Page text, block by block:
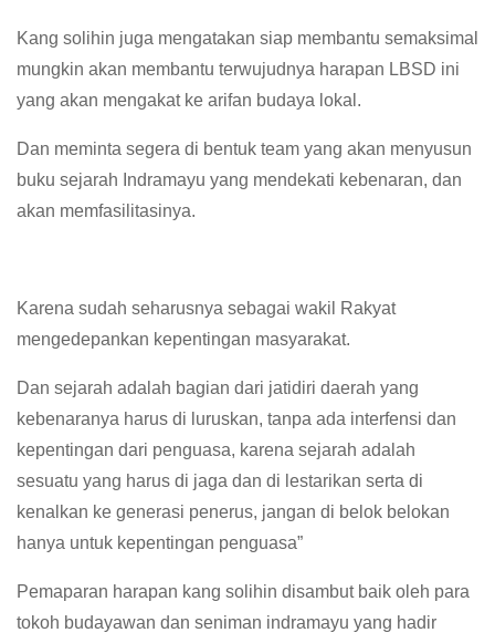
Kang solihin juga mengatakan siap membantu semaksimal
mungkin akan membantu terwujudnya harapan LBSD ini
yang akan mengakat ke arifan budaya lokal.
Dan meminta segera di bentuk team yang akan menyusun
buku sejarah Indramayu yang mendekati kebenaran, dan
akan memfasilitasinya.
Karena sudah seharusnya sebagai wakil Rakyat
mengedepankan kepentingan masyarakat.
Dan sejarah adalah bagian dari jatidiri daerah yang
kebenaranya harus di luruskan, tanpa ada interfensi dan
kepentingan dari penguasa, karena sejarah adalah
sesuatu yang harus di jaga dan di lestarikan serta di
kenalkan ke generasi penerus, jangan di belok belokan
hanya untuk kepentingan penguasa”
Pemaparan harapan kang solihin disambut baik oleh para
tokoh budayawan dan seniman indramayu yang hadir